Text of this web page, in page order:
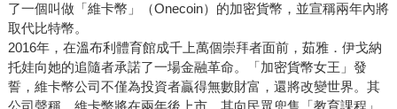
了一個叫做「維卡幣」（Onecoin）的加密貨幣，並宣稱兩年內將
取代比特幣。
2016年，在溫布利體育館成千上萬個崇拜者面前，茹雅．伊戈納
托娃向她的追隨者承諾了一場金融革命。「加密貨幣女王」發
誓，維卡幣公司不僅為投資者贏得無數財富，還將改變世界。其
公司聲稱，維卡幣將在兩年後上市，其向民眾兜售「教育課程」